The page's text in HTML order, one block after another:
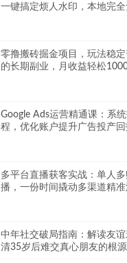
一键搞定烦人水印，本地完全
零撸搬砖掘金项目，玩法稳
的长期副业，月收益轻松
Google Ads运营精通课：系
程，优化账户提升广告投产
多平台直播获客实战：单人
播，一份时间撬动多渠道精
中年社交破局指南：解读友
清35岁后难交真心朋友的根源